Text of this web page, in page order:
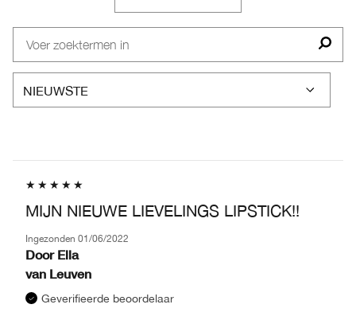
HUIDTYPE
BEOORDELINGEN
LEEFTIJD
MIJN NIEUWE LIEVELINGS LIPSTICK!!
Ingezonden 01/06/2022
Door Ella
van Leuven
Geverifieerde beoordelaar